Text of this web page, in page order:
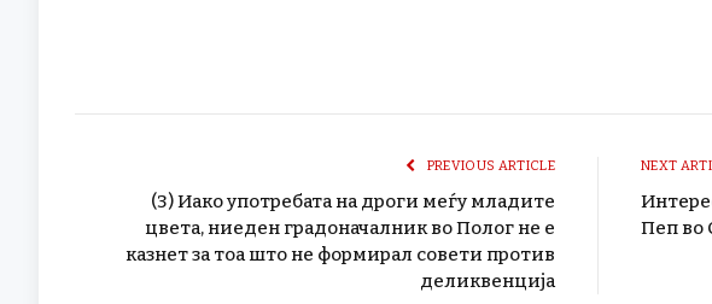
PREVIOUS ARTICLE
(3) Иако употребата на дроги меѓу младите
цвета, ниеден градоначалник во Полог не е
казнет за тоа што не формирал совети против
деликвенција
NEXT
Пеп во